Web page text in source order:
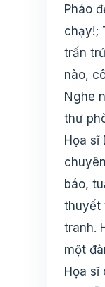
Pháo
chạy!;
trấn
nào,
Nghe
thư
Họa sĩ
báo,
thuyết
tranh.
một
Họa sĩ